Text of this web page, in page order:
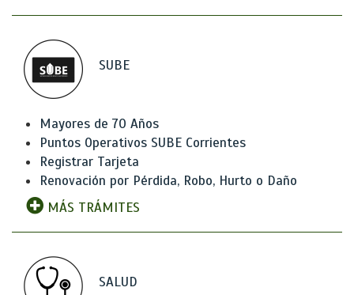
SUBE
Mayores de 70 Años
Puntos Operativos SUBE Corrientes
Registrar Tarjeta
Renovación por Pérdida, Robo, Hurto o Daño
MÁS TRÁMITES
SALUD